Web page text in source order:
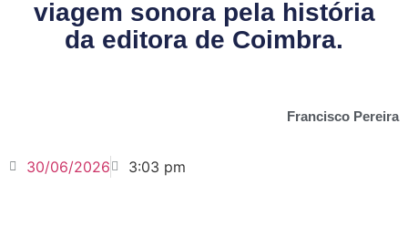
viagem sonora pela história
da editora de Coimbra.
Francisco Pereira
30/06/2026 3:03 pm